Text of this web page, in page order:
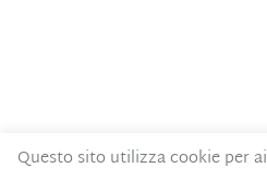
Contatti
Questo sito utilizza cookie per